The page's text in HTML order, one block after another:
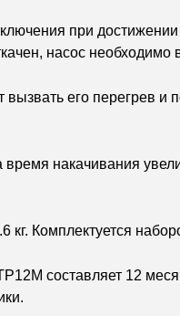
при
насос
его перегрев и
накачивания
кг. Комплектуется
составляет 12